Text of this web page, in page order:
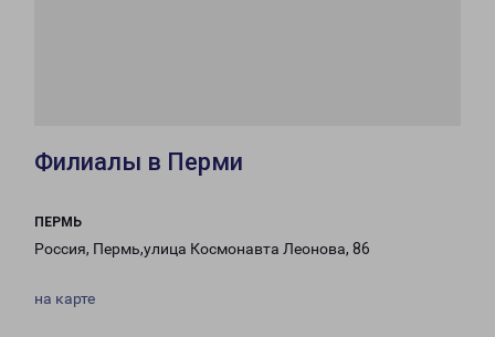
Филиалы в Перми
ПЕРМЬ
Россия, Пермь,улица Космонавта Леонова, 86
на карте